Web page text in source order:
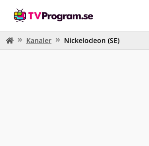
Kanaler Nickelodeon (SE)